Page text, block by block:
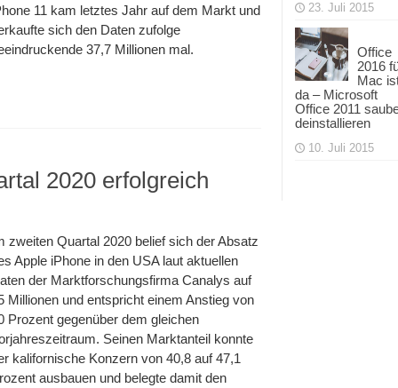
11 kam letztes Jahr auf dem Markt und
sich den Daten zufolge
37,7 Millionen mal.
2020 erfolgreich
zweiten Quartal 2020 belief sich der Absatz
Apple iPhone in den USA laut aktuellen
der Marktforschungsfirma Canalys auf
Millionen und entspricht einem Anstieg von
Prozent gegenüber dem gleichen
Seinen Marktanteil konnte
kalifornische Konzern von 40,8 auf 47,1
ausbauen und belegte damit den
23. Juli 2015
Office
2016
Mac
da – Microsoft
Office 2011
deinstallieren
10. Juli 2015